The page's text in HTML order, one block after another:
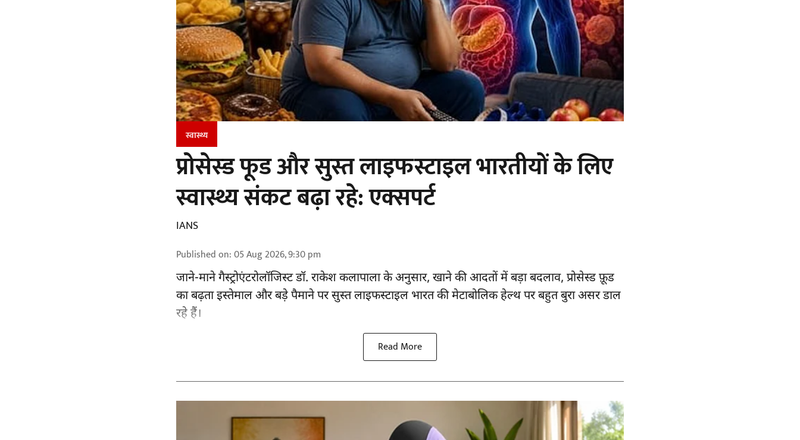
स्वास्थ्य
प्रोसेस्ड फूड और सुस्त लाइफस्टाइल भारतीयों के लिए
स्वास्थ्य संकट बढ़ा रहे: एक्सपर्ट
IANS
Published on:05 Aug 2026, 9:30 pm
जाने-माने गैस्ट्रोएंटरोलॉजिस्ट डॉ. राकेश कलापाला के अनुसार, खाने की आदतोंमें बड़ा बदलाव, प्रोसेस्ड फ़ूड
का बढ़ता इस्तेमाल और बड़े पैमाने पर सुस्त लाइफस्टाइल भारत की मेटाबोलिक हेल्थ पर बहुत बुरा असर डाल
रहे हैं।
Read More